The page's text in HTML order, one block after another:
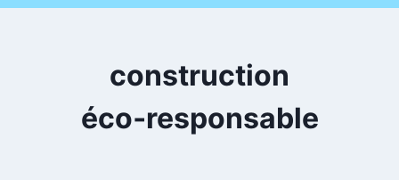
construction
éco‑responsable